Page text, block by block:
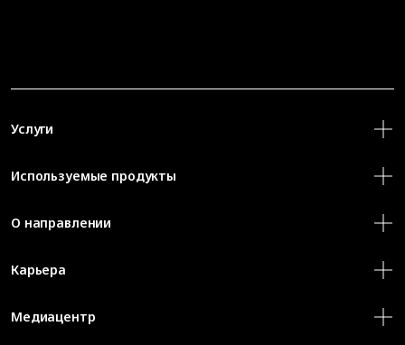
Услуги
Используемые продукты
О направлении
Карьера
Медиацентр